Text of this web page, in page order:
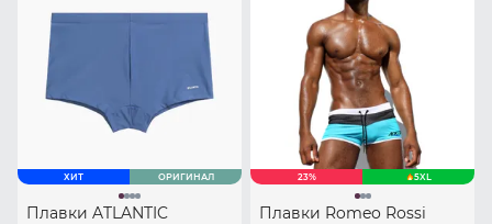
ХИТ ОРИГИНАЛ
Плавки ATLANTIC
23% 5XL
Плавки Romeo Rossi